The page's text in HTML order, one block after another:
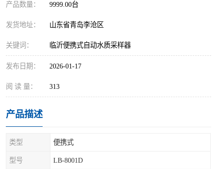
产品数量： 9999.00台
发货地址： 山东省青岛李沧区
关键词： 临沂便携式自动水质采样器
发布日期： 2026-01-17
阅 读 量： 313
产品描述
类型 便携式
型号 LB-8001D